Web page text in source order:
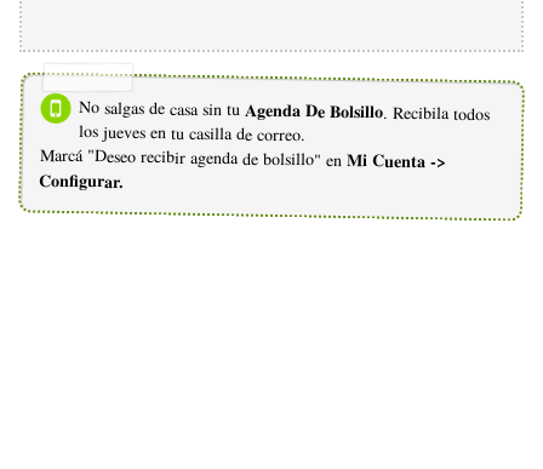
No salgas de casa sin tu Agenda De Bolsillo. Recibila todos
los jueves en tu casilla de correo.
Marcá "Deseo recibir agenda de bolsillo" en Mi Cuenta ->
Configurar.